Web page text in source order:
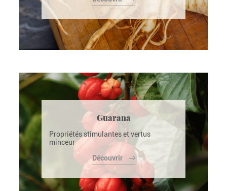
Guarana
Propriétés stimulantes et vertus
minceur
Découvrir